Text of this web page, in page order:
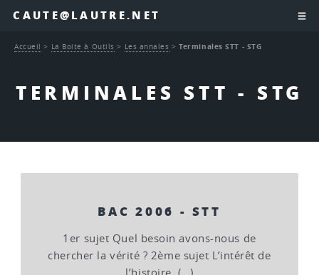
CAUTE@LAUTRE.NET
TERMINALES STT - STG
Accueil > La Boite à Outils > Les annales >Terminales STT - STG
BAC 2006 - STT
1er sujet Quel besoin avons-nous de
chercher la vérité ? 2ème sujet L’intérêt de